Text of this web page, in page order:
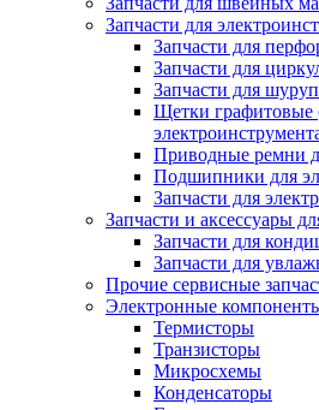
Запчасти для
Запчасти для
Запчасти для
Запчасти для
Щетки графитовые
Приводные ремни
Подшипники для
Запчасти для
Запчасти и аксессуары
Запчасти для
Запчасти для
Прочие сервисные
Электронные
Термисторы
Транзисторы
Микросхемы
Конденсаторы